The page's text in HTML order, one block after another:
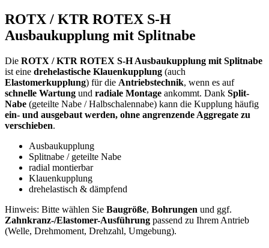
ROTX / KTR ROTEX S-H
Ausbaukupplung mit Splitnabe
Die ROTX / KTR ROTEX S-H Ausbaukupplung mit Splitnabe
ist eine drehelastische Klauenkupplung (auch
Elastomerkupplung) für die Antriebstechnik, wenn es auf
schnelle Wartung und radiale Montage ankommt. Dank Split-
Nabe (geteilte Nabe / Halbschalennabe) kann die Kupplung häufig
ein- und ausgebaut werden, ohne angrenzende Aggregate zu
verschieben.
Ausbaukupplung
Splitnabe / geteilte Nabe
radial montierbar
Klauenkupplung
drehelastisch & dämpfend
Hinweis: Bitte wählen Sie Baugröße, Bohrungen und ggf.
Zahnkranz-/Elastomer-Ausführung passend zu Ihrem Antrieb
(Welle, Drehmoment, Drehzahl, Umgebung).